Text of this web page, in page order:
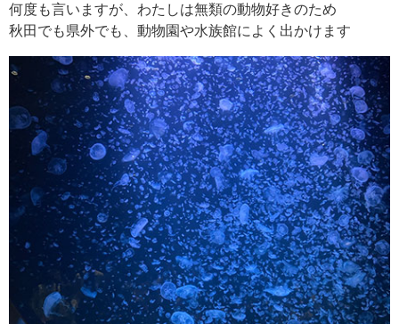
何度も言いますが、わたしは無類の動物好きのため
秋田でも県外でも、動物園や水族館によく出かけます